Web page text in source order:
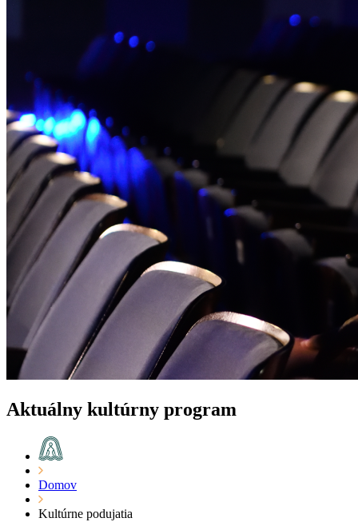
Aktuálny kultúrny program
Domov
Kultúrne podujatia